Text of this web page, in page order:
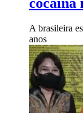
A brasileira
anos